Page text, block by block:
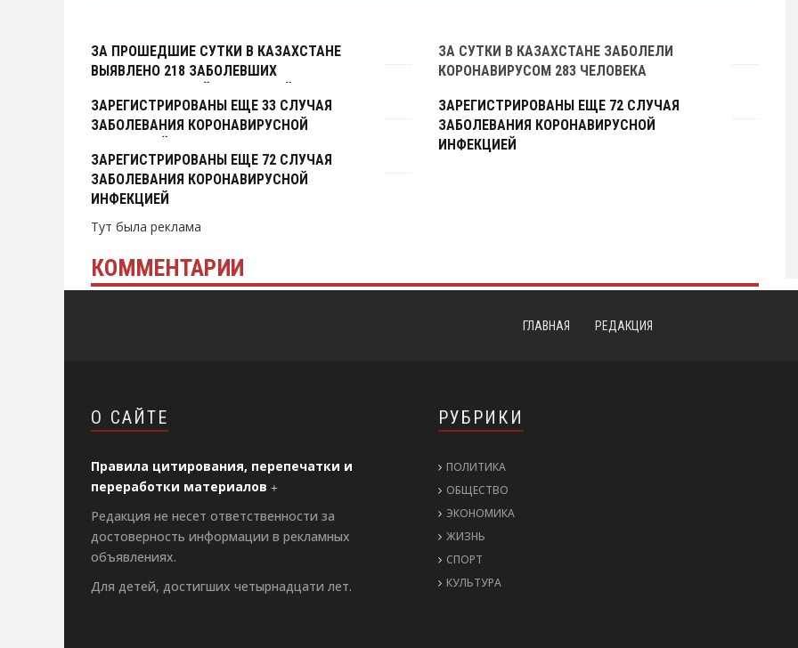
Тут была реклама
ЗА ПРОШЕДШИЕ СУТКИ В КАЗАХСТАНЕ
ВЫЯВЛЕНО 218 ЗАБОЛЕВШИХ
ЗА СУТКИ В КАЗАХСТАНЕ ЗАБОЛЕЛИ
КОРОНАВИРУСОМ 283 ЧЕЛОВЕКА
ЗАРЕГИСТРИРОВАНЫ ЕЩЕ 33 СЛУЧАЯ
ЗАБОЛЕВАНИЯ КОРОНАВИРУСНОЙ
ЗАРЕГИСТРИРОВАНЫ ЕЩЕ 72 СЛУЧАЯ
ЗАБОЛЕВАНИЯ КОРОНАВИРУСНОЙ
ИНФЕКЦИЕЙ
ЗАРЕГИСТРИРОВАНЫ ЕЩЕ 72 СЛУЧАЯ
ЗАБОЛЕВАНИЯ КОРОНАВИРУСНОЙ
ИНФЕКЦИЕЙ
Тут была реклама
КОММЕНТАРИИ
ГЛАВНАЯ РЕДАКЦИЯ
О САЙТЕ
Правила цитирования, перепечатки и
переработки материалов
Редакция не несет ответственности за
достоверность информации в рекламных
объявлениях.
Для детей, достигших четырнадцати лет.
РУБРИКИ
ПОЛИТИКА
ОБЩЕСТВО
ЭКОНОМИКА
ЖИЗНЬ
СПОРТ
КУЛЬТУРА